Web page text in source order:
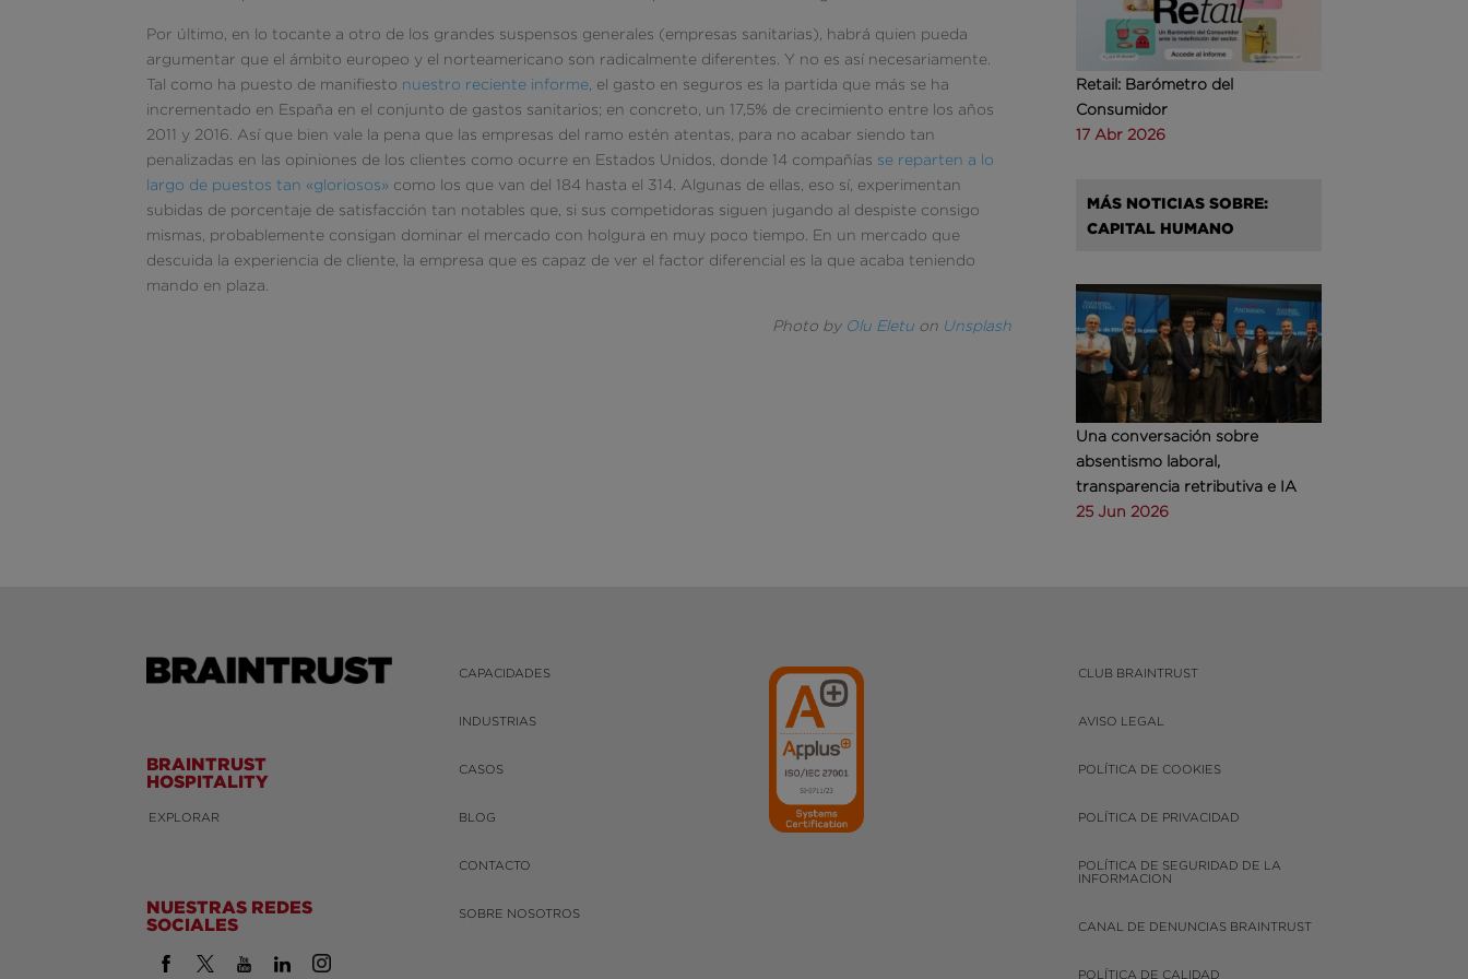
Por último, en lo tocante a otro de los grandes suspensos generales (empresas sanitarias), habrá quien pueda
argumentar que el ámbito europeo y el norteamericano son radicalmente diferentes. Y no es así necesariamente.
Tal como ha puesto de manifiesto nuestro reciente informe , el gasto en seguros es la partida que más se ha
incrementado en España en el conjunto de gastos sanitarios; en concreto, un 17,5% de crecimiento entre los años
2011 y 2016. Así que bien vale la pena que las empresas del ramo estén atentas, para no acabar siendo tan
penalizadas en las opiniones de los clientes como ocurre en Estados Unidos, donde 14 compañías se reparten a lo
largo de puestos tan «gloriosos» como los que van del 184 hasta el 314. Algunas de ellas, eso sí, experimentan
subidas de porcentaje de satisfacción tan notables que, si sus competidoras siguen jugando al despiste consigo
mismas, probablemente consigan dominar el mercado con holgura en muy poco tiempo. En un mercado que
descuida la experiencia de cliente, la empresa que es capaz de ver el factor diferencial es la que acaba teniendo
mando en plaza.
Photo by Olu Eletu on Unsplash
Retail: Barómetro del
Consumidor
17 Abr 2026
MÁS NOTICIAS SOBRE:
CAPITAL HUMANO
Una conversación sobre
absentismo laboral,
transparencia retributiva e IA
25 Jun 2026
BRAINTRUST
HOSPITALITY
EXPLORAR
NUESTRAS REDES
SOCIALES
CAPACIDADES
INDUSTRIAS
CASOS
BLOG
CONTACTO
SOBRE NOSOTROS
CLUB BRAINTRUST
AVISO LEGAL
POLÍTICA DE COOKIES
POLÍTICA DE PRIVACIDAD
POLÍTICA DE SEGURIDAD DE LA
INFORMACION
CANAL DE DENUNCIAS BRAINTRUST
POLÍTICA DE CALIDAD